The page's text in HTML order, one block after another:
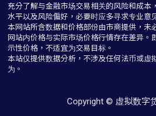
充分了解与金融市场交易相关的风险和成本
水平以及风险偏好，必要时应多寻求专业意
本网站所含数据和价格部份由市商提供，未
网站内价格与实际市场价格行情存在差异。
示性价格，不适宜为交易目标。
本站仅提供数据分析，不涉及任何法币或虚
为。
Copyright © 虚拟数字